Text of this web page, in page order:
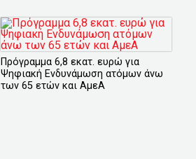
Πρόγραμμα 6,8 εκατ. ευρώ για
Ψηφιακή Ενδυνάμωση ατόμων άνω
των 65 ετών και ΑμεΑ